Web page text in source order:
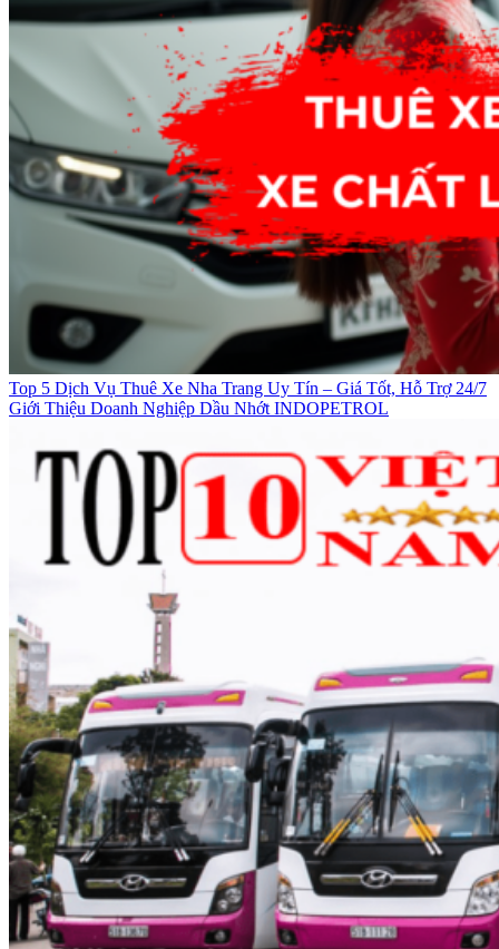
Top 5 Dịch Vụ Thuê Xe Nha Trang Uy Tín – Giá Tốt, Hỗ Trợ 24/7
Giới Thiệu Doanh Nghiệp Dầu Nhớt INDOPETROL